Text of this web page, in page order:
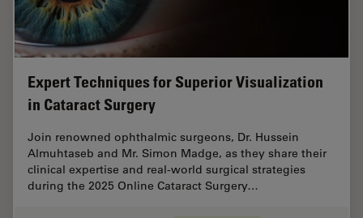
Expert Techniques for Superior Visualization
in Cataract Surgery
Join renowned ophthalmic surgeons, Dr. Hussein
Almuhtaseb and Mr. Simon Madge, as they share their
clinical expertise and real-world surgical strategies
during the 2025 Online Cataract Surgery…